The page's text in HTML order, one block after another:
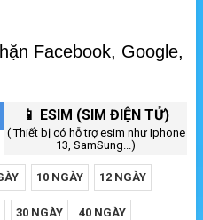
Facebook, Google,
📱 ESIM (SIM ĐIỆN TỬ)
( Thiết bị có hỗ trợ esim như Iphone
13, SamSung...)
10 NGÀY 12 NGÀY
30 NGÀY 40 NGÀY